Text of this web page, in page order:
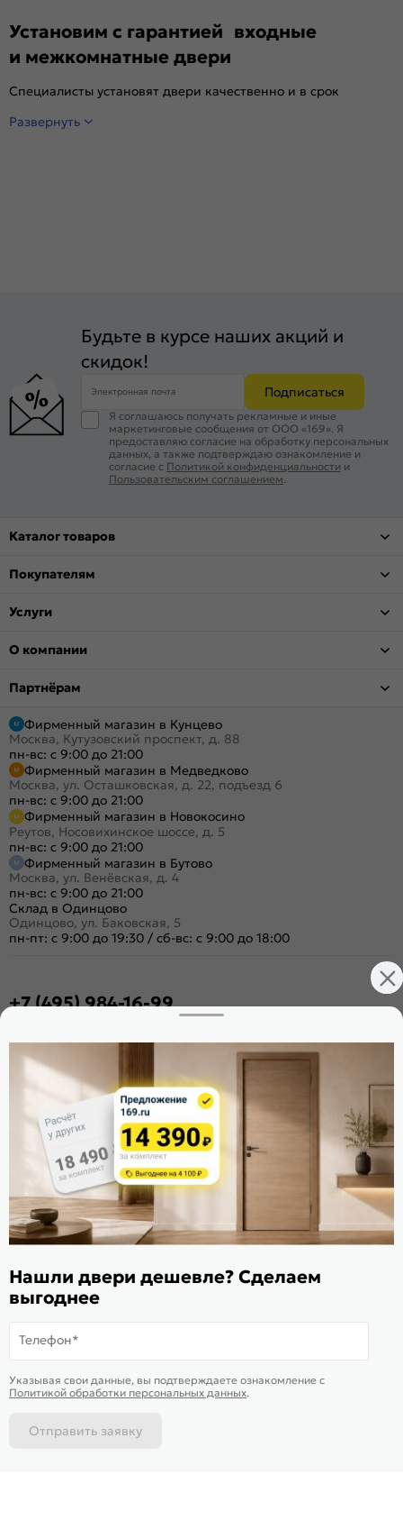
В корзину-52 269 ₽ Купить в 1 клик
Установим с гарантией входные
и межкомнатные двери
Специалисты установят двери качественно и в срок
Развернуть
Будьте в курсе наших акций и
скидок!
Электронная почта Подписаться
Я соглашаюсь получать рекламные и иные
маркетинговые сообщения от ООО «169». Я
предоставляю согласие на обработку персональных
данных, а также подтверждаю ознакомление и
согласие с Политикой конфиденциальности и
Пользовательским соглашением.
Каталог товаров
Покупателям
Услуги
О компании
Партнёрам
Фирменный магазин в Кунцево
Москва, Кутузовский проспект, д. 88
пн-вс: с 9:00 до 21:00
Фирменный магазин в Медведково
Москва, ул. Осташковская, д. 22, подъезд 6
пн-вс: с 9:00 до 21:00
Фирменный магазин в Новокосино
Реутов, Носовихинское шоссе, д. 5
пн-вс: с 9:00 до 21:00
Фирменный магазин в Бутово
Москва, ул. Венёвская, д. 4
пн-вс: с 9:00 до 21:00
Склад в Одинцово
Одинцово, ул. Баковская, 5
пн-пт: с 9:00 до 19:30 / сб-вс: с 9:00 до 18:00
+7 (495) 984-16-99
Расскажите о нас
Поделиться
Оцените магазин
ИКС 1340
© 2010—2026 Склад Дверей 169.RU
Пользовательское соглашение
Карта сайта
Нашли двери дешевле? Сделаем
выгоднее
Телефон*
Указывая свои данные, вы подтверждаете ознакомление c
Политикой обработки персональных данных.
Отправить заявку